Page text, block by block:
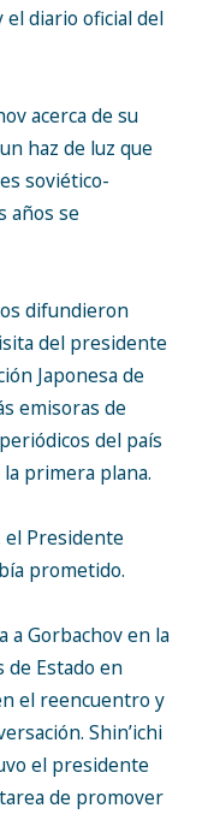
el diario oficial del
acerca de su
haz de luz que
soviético-
años se
difundieron
del presidente
Japonesa de
emisoras de
del país
primera plana.
el Presidente
prometido.
a Gorbachov en la
de Estado en
el reencuentro y
Shin’ichi
el presidente
de promover